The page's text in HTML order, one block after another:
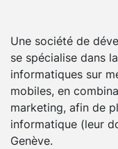
Une société de
se spécialise dans
informatiques sur
mobiles, en
marketing, afin de
informatique (leur
Genève.